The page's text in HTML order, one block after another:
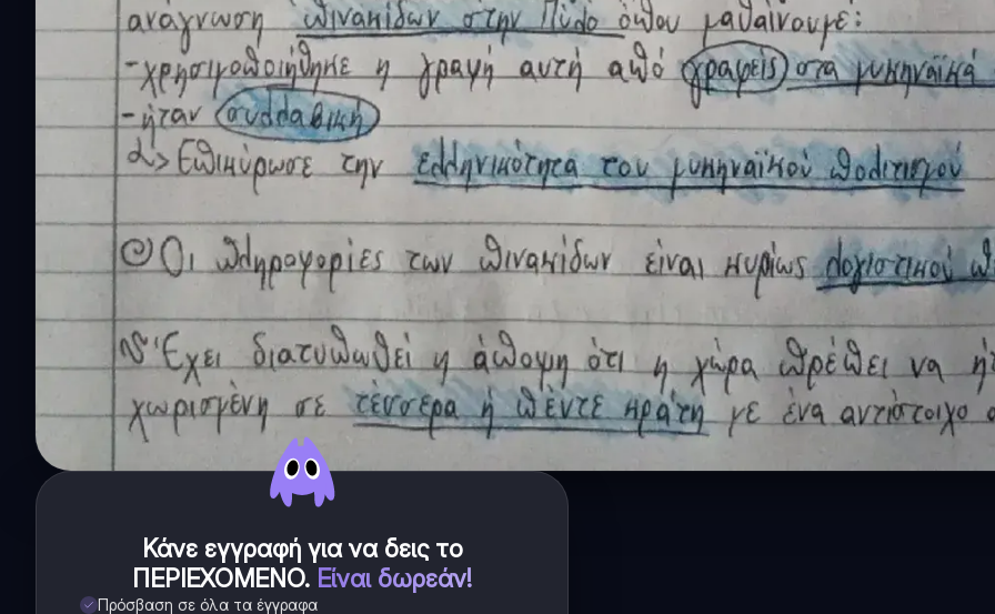
Κάνε εγγραφή για να δεις το
ΠΕΡΙΕΧΟΜΕΝΟ. Είναι δωρεάν!
Πρόσβαση σε όλα τα έγγραφα